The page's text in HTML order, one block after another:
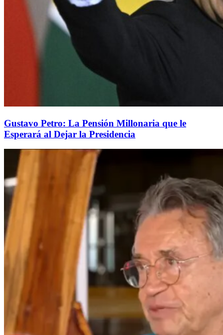
Gustavo Petro: La Pensión Millonaria que le
Esperará al Dejar la Presidencia